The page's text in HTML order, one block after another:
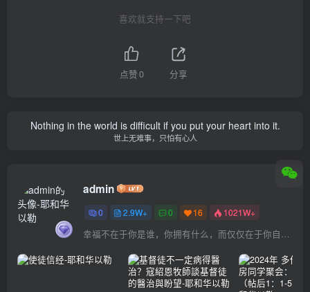
喜欢就支持一下吧
点赞0 分享
Nothing in the world is difficult if you put your heart into it.
世上无难事，只怕有心人
admin
0 2.9W+ 0 16 1021W+
幸福不在于你是谁，你拥有什么，而仅仅在于你自己怎么看待